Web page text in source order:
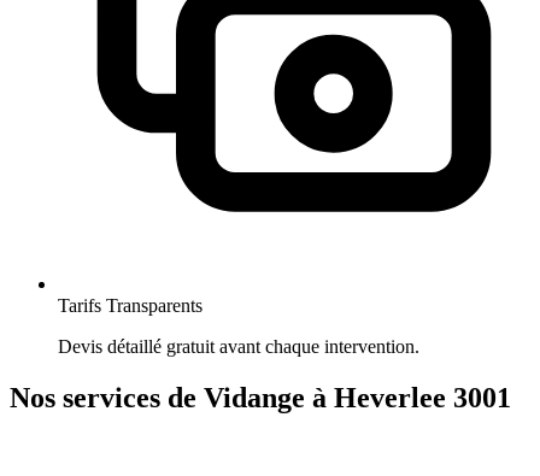
Tarifs Transparents
Devis détaillé gratuit avant chaque intervention.
Nos services de Vidange à Heverlee 3001